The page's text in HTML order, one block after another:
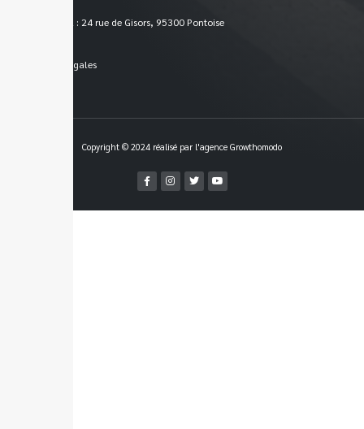
Siège social : 24 rue de Gisors, 95300 Pontoise
Mentions légales
Copyright © 2024 réalisé par l'agence Growthomodo